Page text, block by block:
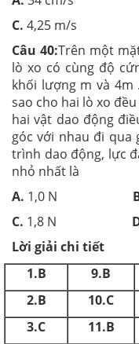
C. 4,25 m/
Câu 40:Trên một
lò xo có cùng độ
khối lượng m và
sao cho hai lò xo
hai vật dao động
góc với nhau đi qua
trình dao động, lực
nhỏ nhất là
A. 1,0 N
C. 1,8 N
Lời giải chi tiết
1.B
9.B
2.B
10.C
3.C
11.B